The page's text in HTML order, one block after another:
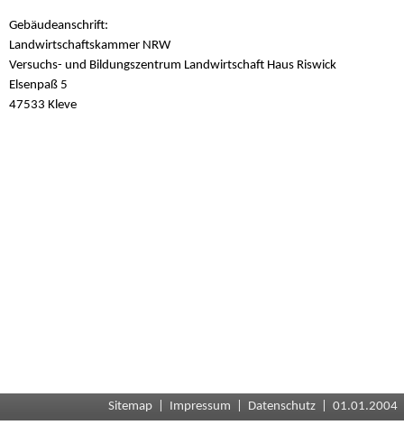
Gebäudeanschrift:
Landwirtschaftskammer NRW
Versuchs- und Bildungszentrum Landwirtschaft Haus Riswick
Elsenpaß 5
47533 Kleve
Sitemap Impressum Datenschutz | 01.01.2004